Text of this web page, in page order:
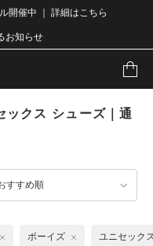
開催中 ｜ 詳細はこちら
お知らせ
ックス シューズ｜通
すすめ順
ボーイズ ユニセック